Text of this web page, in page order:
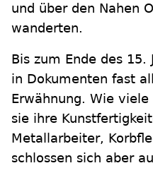
und über den Nahen
wanderten.
Bis zum Ende des 15.
in Dokumenten fast
Erwähnung. Wie
sie ihre
Metallarbeiter,
schlossen sich aber